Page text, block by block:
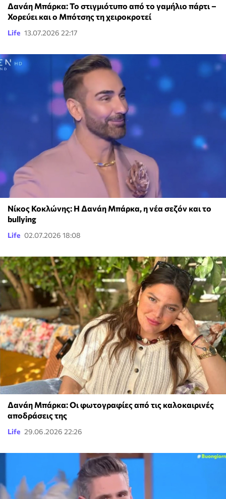
Δανάη Μπάρκα: Το στιγμιότυπο από το γαμήλιο πάρτι –
Χορεύει και ο Μπότσης τη χειροκροτεί
Life 13.07.2026 22:17
Νίκος Κοκλώνης: Η Δανάη Μπάρκα, η νέα σεζόν και το
bullying
Life 02.07.2026 18:08
Δανάη Μπάρκα: Οι φωτογραφίες από τις καλοκαιρινές
αποδράσεις της
Life 29.06.2026 22:26